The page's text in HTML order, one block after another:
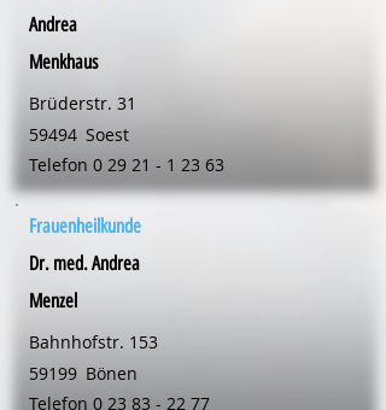
Andrea
Menkhaus
Brüderstr. 31
59494 Soest
Telefon 0 29 21 - 1 23 63
Frauenheilkunde
Dr. med. Andrea
Menzel
Bahnhofstr. 153
59199 Bönen
Telefon 0 23 83 - 22 77